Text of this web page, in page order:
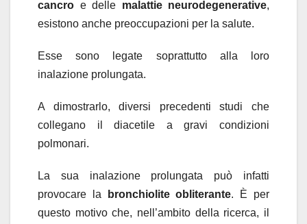
cancro e delle malattie neurodegenerative,
esistono anche preoccupazioni per la salute.
Esse sono legate soprattutto alla loro
inalazione prolungata.
A dimostrarlo, diversi precedenti studi che
collegano il diacetile a gravi condizioni
polmonari.
La sua inalazione prolungata può infatti
provocare la
bronchiolite obliterante. È per
questo motivo che, nell’ambito della ricerca, il